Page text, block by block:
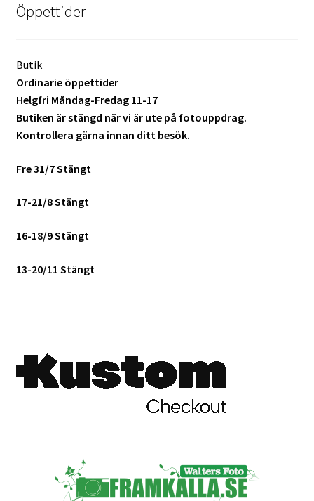
Fyndhörnan
Luppar & Förstoringsglas
Bildtjänster
Framkallning – Analogt
Öppettider
Butik
Ordinarie öppettider
Helgfri Måndag-Fredag 11-17
Butiken är stängd när vi är ute på fotouppdrag.
Kontrollera gärna innan ditt besök.
Fre 31/7 Stängt
17-21/8 Stängt
16-18/9 Stängt
13-20/11 Stängt